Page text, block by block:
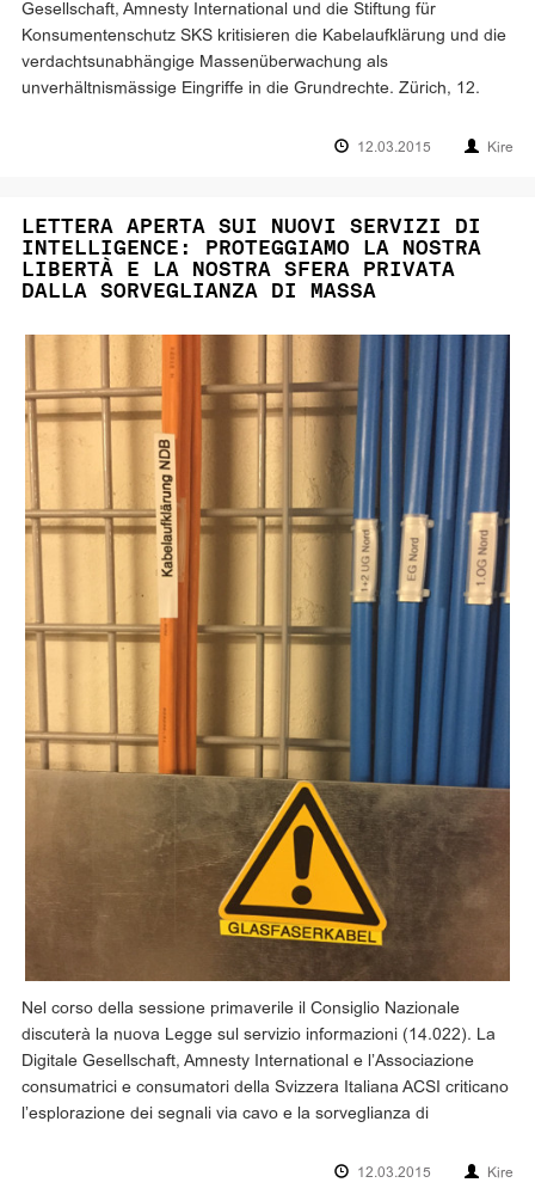
Gesellschaft, Amnesty International und die Stiftung für
Konsumentenschutz SKS kritisieren die Kabelaufklärung und die
verdachtsunabhängige Massenüberwachung als
unverhältnismässige Eingriffe in die Grundrechte. Zürich, 12.
12.03.2015 Kire
LETTERA APERTA SUI NUOVI SERVIZI DI
INTELLIGENCE: PROTEGGIAMO LA NOSTRA
LIBERTÀ E LA NOSTRA SFERA PRIVATA
DALLA SORVEGLIANZA DI MASSA
Nel corso della sessione primaverile il Consiglio Nazionale
discuterà la nuova Legge sul servizio informazioni (14.022). La
Digitale Gesellschaft, Amnesty International e l’Associazione
consumatrici e consumatori della Svizzera Italiana ACSI criticano
l’esplorazione dei segnali via cavo e la sorveglianza di
12.03.2015 Kire